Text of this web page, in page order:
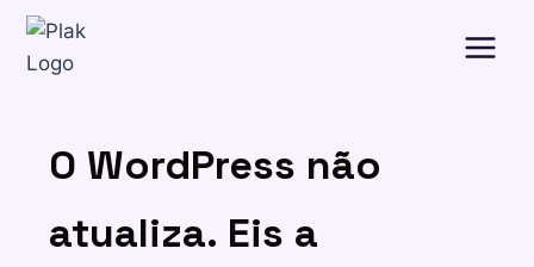
O WordPress não
atualiza. Eis a